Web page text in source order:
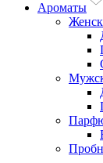
Ароматы